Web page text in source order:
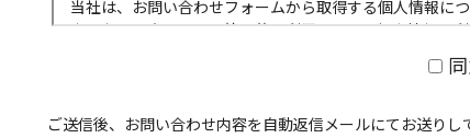
当社は、お問い合わせフォームから取得する個人情報に
内、お問い合わせの回答目的に利用します。個人情報の
ァックス等での送信、または個々の自社Webサイト上で
法令に定める場合を除き、個人情報を、事前に本人の同
ご送信後、お問い合わせ内容を自動返信メールにてお送り